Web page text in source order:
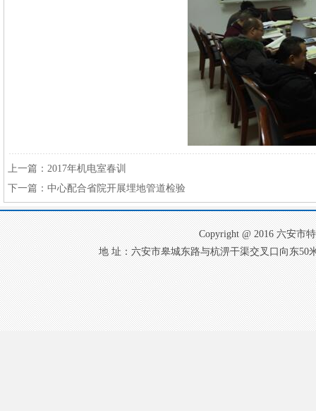
上一篇： 2017年机电室春训
下一篇： 中心配合省院开展埋地管道检验
Copyright @ 2016 六安市
地 址：六安市皋城东路与杭淠干渠交叉口向东50